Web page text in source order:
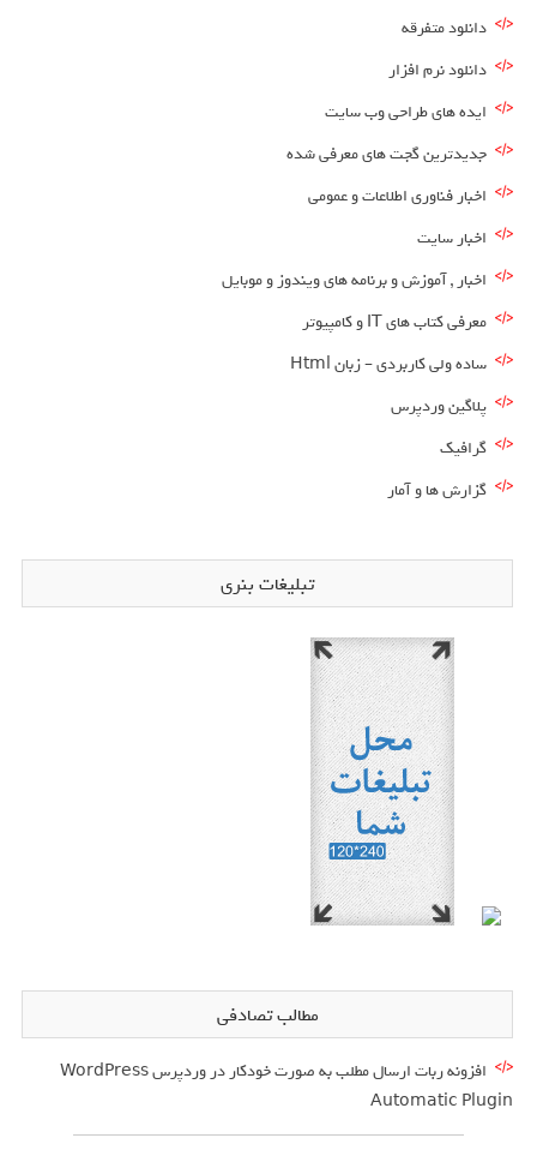
دانلود متفرقه
دانلود نرم افزار
ایده های طراحی وب سایت
جدیدترین گجت های معرفی شده
اخبار فناوری اطلاعات و عمومی
اخبار سایت
اخبار , آموزش و برنامه های ویندوز و موبایل
معرفی کتاب های IT و کامپیوتر
ساده ولی کاربردی – زبان Html
پلاگین وردپرس
گرافیک
گزارش ها و آمار
تبلیغات بنری
مطالب تصادفی
افزونه ربات ارسال مطلب به صورت خودکار در وردپرس WordPress
Automatic Plugin